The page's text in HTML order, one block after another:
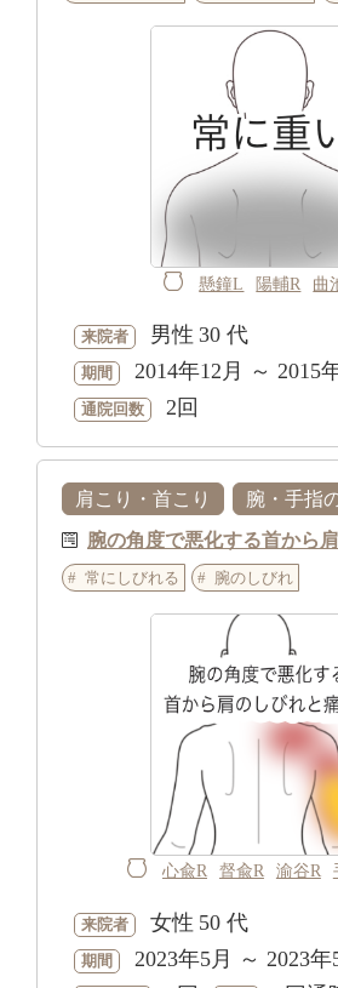
懸鐘L 陽輔R 曲
来院者 男性 30 代
期間 2014年12月 ～ 2015
通院回数 2回
肩こり・首こり 腕・手指
腕の角度で悪化する首から
常にしびれる 腕のしびれ
心兪R 督兪R 渝谷R
来院者 女性 50 代
期間
2023年5月 ～ 2023年